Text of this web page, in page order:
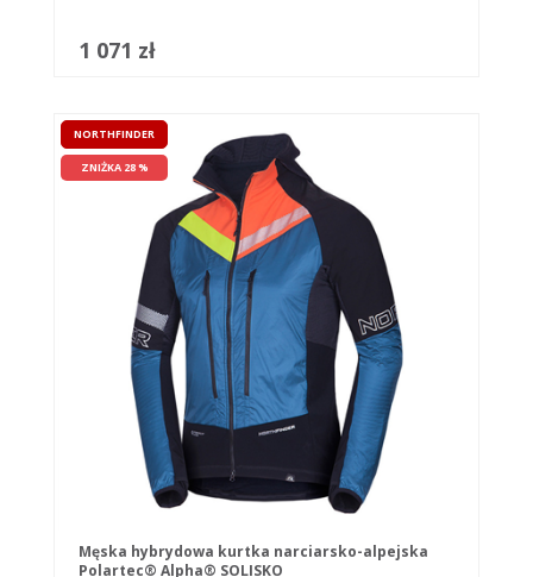
1 071 zł
NORTHFINDER
ZNIŻKA 28 %
Męska hybrydowa kurtka narciarsko-alpejska
Polartec® Alpha® SOLISKO